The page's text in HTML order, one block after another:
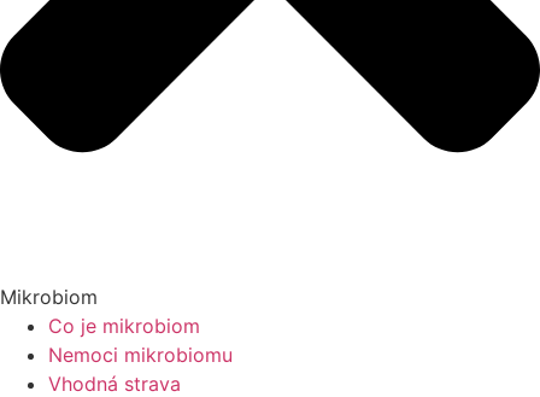
Mikrobiom
Co je mikrobiom
Nemoci mikrobiomu
Vhodná strava